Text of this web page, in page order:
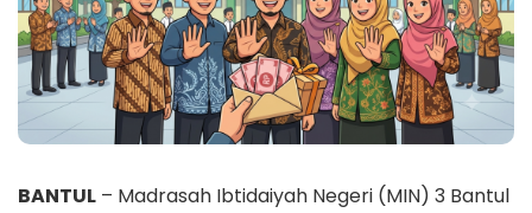
BANTUL – Madrasah Ibtidaiyah Negeri (MIN) 3 Bantul